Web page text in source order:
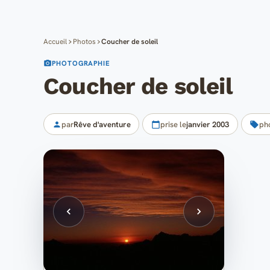
Accueil Photos Coucher de soleil
PHOTOGRAPHIE
Coucher de soleil
parRêve d'aventure prise lejanvier 2003